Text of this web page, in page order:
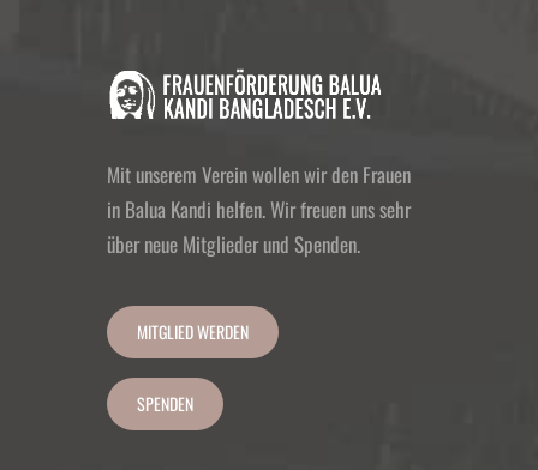
Mit unserem Verein wollen wir den Frauen
in Balua Kandi helfen. Wir freuen uns sehr
über neue Mitglieder und Spenden.
MITGLIED WERDEN
SPENDEN